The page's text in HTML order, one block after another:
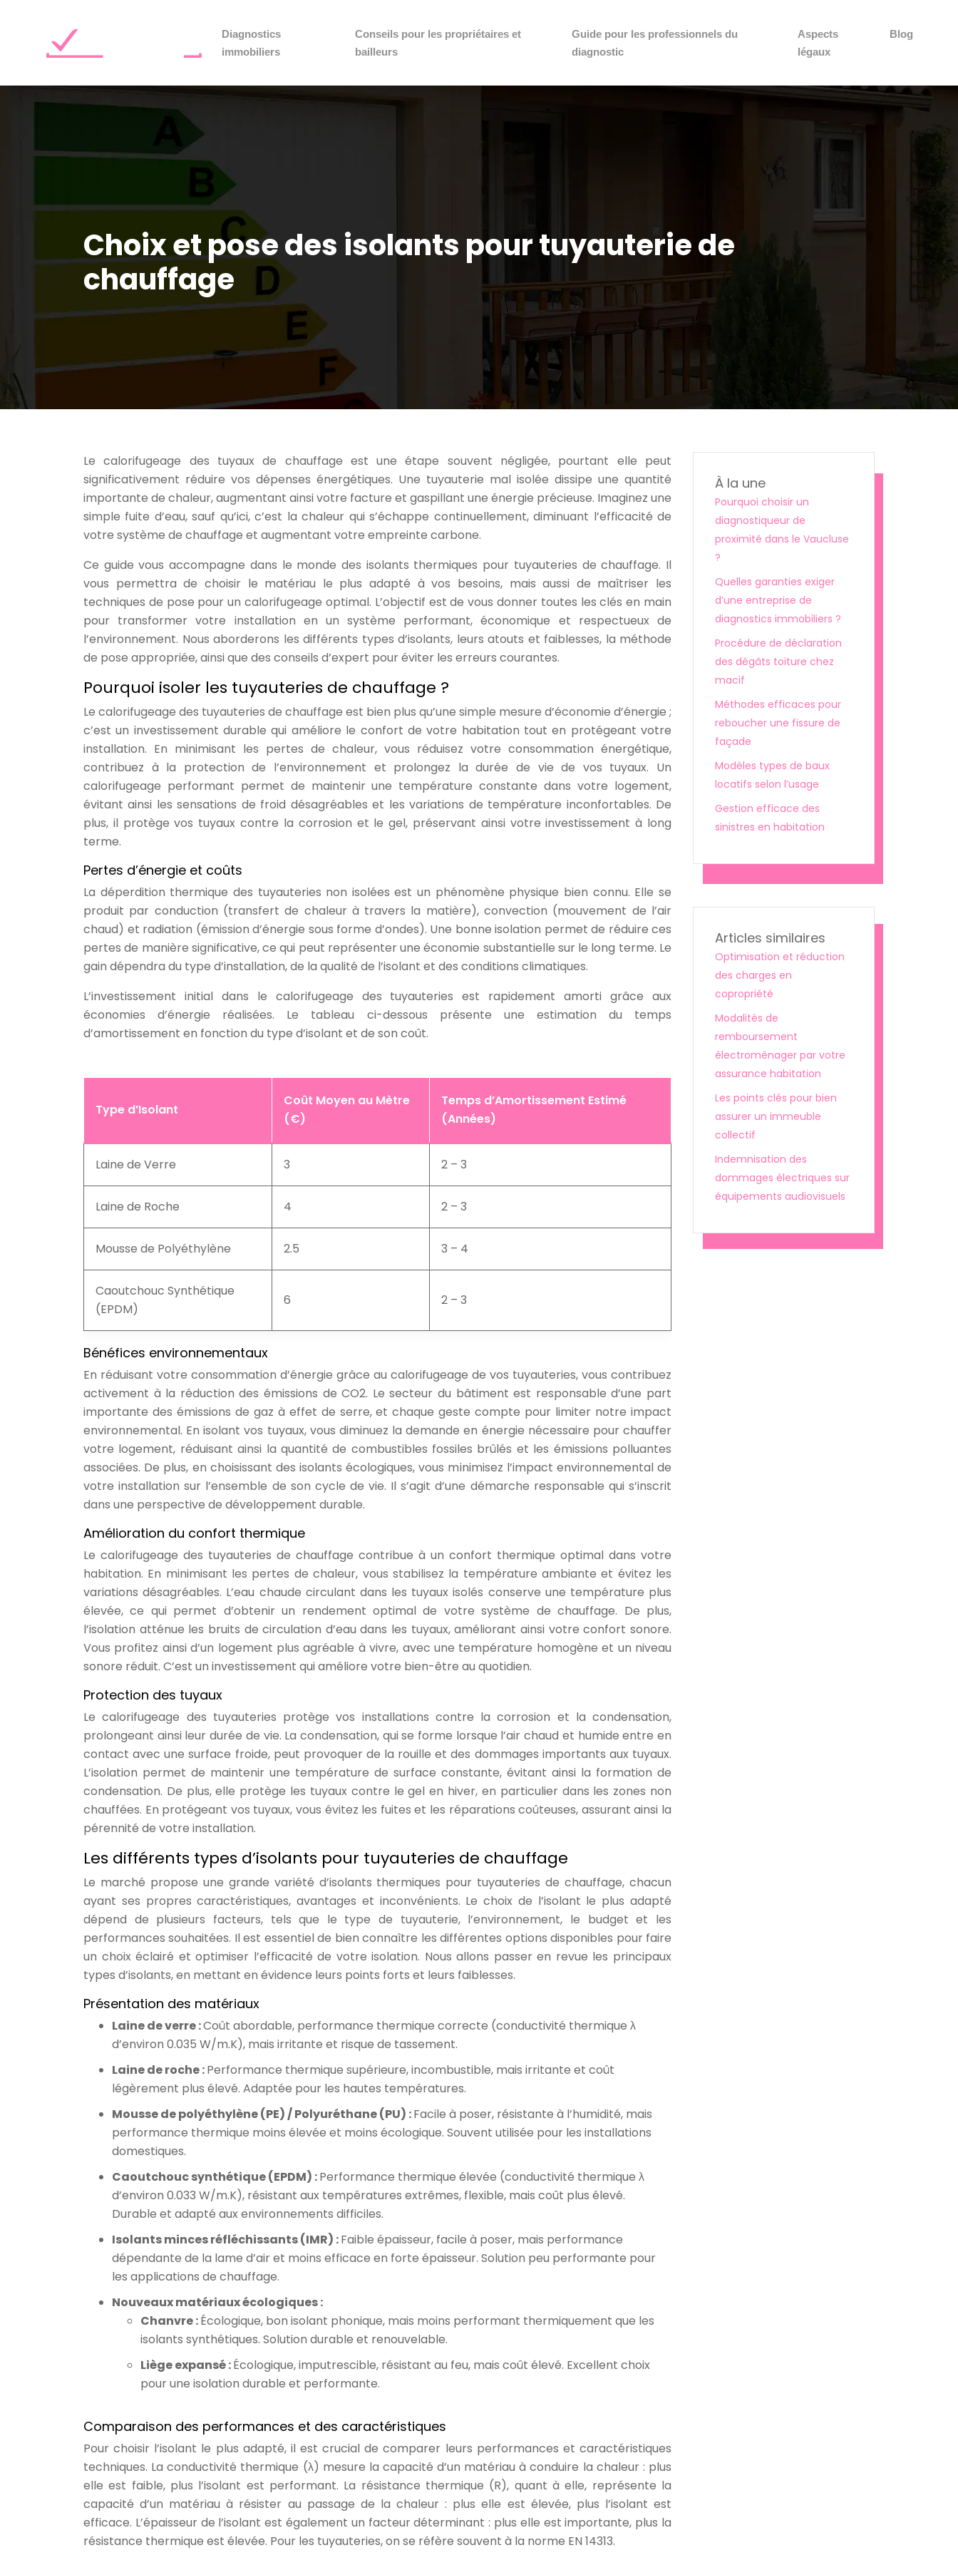
Diagnostics
immobiliers
Conseils pour les propriétaires et
bailleurs
Guide pour les professionnels du
diagnostic
Aspects
légaux
Blog
Choix et pose des isolants pour tuyauterie de
chauffage
Le calorifugeage des tuyaux de chauffage est une étape souvent négligée, pourtant elle peut
significativement réduire vos dépenses énergétiques. Une tuyauterie mal isolée dissipe une quantité
importante de chaleur, augmentant ainsi votre facture et gaspillant une énergie précieuse. Imaginez une
simple fuite d’eau, sauf qu’ici, c’est la chaleur qui s’échappe continuellement, diminuant l’efficacité de
votre système de chauffage et augmentant votre empreinte carbone.
Ce guide vous accompagne dans le monde des isolants thermiques pour tuyauteries de chauffage. Il
vous permettra de choisir le matériau le plus adapté à vos besoins, mais aussi de maîtriser les
techniques de pose pour un calorifugeage optimal. L’objectif est de vous donner toutes les clés en main
pour transformer votre installation en un système performant, économique et respectueux de
l’environnement. Nous aborderons les différents types d’isolants, leurs atouts et faiblesses, la méthode
de pose appropriée, ainsi que des conseils d’expert pour éviter les erreurs courantes.
Pourquoi isoler les tuyauteries de chauffage ?
Le calorifugeage des tuyauteries de chauffage est bien plus qu’une simple mesure d’économie d’énergie ;
c’est un investissement durable qui améliore le confort de votre habitation tout en protégeant votre
installation. En minimisant les pertes de chaleur, vous réduisez votre consommation énergétique,
contribuez à la protection de l’environnement et prolongez la durée de vie de vos tuyaux. Un
calorifugeage performant permet de maintenir une température constante dans votre logement,
évitant ainsi les sensations de froid désagréables et les variations de température inconfortables. De
plus, il protège vos tuyaux contre la corrosion et le gel, préservant ainsi votre investissement à long
terme.
Pertes d’énergie et coûts
La déperdition thermique des tuyauteries non isolées est un phénomène physique bien connu. Elle se
produit par conduction (transfert de chaleur à travers la matière), convection (mouvement de l’air
chaud) et radiation (émission d’énergie sous forme d’ondes). Une bonne isolation permet de réduire ces
pertes de manière significative, ce qui peut représenter une économie substantielle sur le long terme. Le
gain dépendra du type d’installation, de la qualité de l’isolant et des conditions climatiques.
L’investissement initial dans le calorifugeage des tuyauteries est rapidement amorti grâce aux
économies d’énergie réalisées. Le tableau ci-dessous présente une estimation du temps
d’amortissement en fonction du type d’isolant et de son coût.
Type d’Isolant
Coût Moyen au Mètre
(€)
Temps d’Amortissement Estimé
(Années)
Laine de Verre 3 2 – 3
Laine de Roche 4 2 – 3
Mousse de Polyéthylène 2.5 3 – 4
Caoutchouc Synthétique
(EPDM)
6 2 – 3
Bénéfices environnementaux
En réduisant votre consommation d’énergie grâce au calorifugeage de vos tuyauteries, vous contribuez
activement à la réduction des émissions de CO2. Le secteur du bâtiment est responsable d’une part
importante des émissions de gaz à effet de serre, et chaque geste compte pour limiter notre impact
environnemental. En isolant vos tuyaux, vous diminuez la demande en énergie nécessaire pour chauffer
votre logement, réduisant ainsi la quantité de combustibles fossiles brûlés et les émissions polluantes
associées. De plus, en choisissant des isolants écologiques, vous minimisez l’impact environnemental de
votre installation sur l’ensemble de son cycle de vie. Il s’agit d’une démarche responsable qui s’inscrit
dans une perspective de développement durable.
Amélioration du confort thermique
Le calorifugeage des tuyauteries de chauffage contribue à un confort thermique optimal dans votre
habitation. En minimisant les pertes de chaleur, vous stabilisez la température ambiante et évitez les
variations désagréables. L’eau chaude circulant dans les tuyaux isolés conserve une température plus
élevée, ce qui permet d’obtenir un rendement optimal de votre système de chauffage. De plus,
l’isolation atténue les bruits de circulation d’eau dans les tuyaux, améliorant ainsi votre confort sonore.
Vous profitez ainsi d’un logement plus agréable à vivre, avec une température homogène et un niveau
sonore réduit. C’est un investissement qui améliore votre bien-être au quotidien.
Protection des tuyaux
Le calorifugeage des tuyauteries protège vos installations contre la corrosion et la condensation,
prolongeant ainsi leur durée de vie. La condensation, qui se forme lorsque l’air chaud et humide entre en
contact avec une surface froide, peut provoquer de la rouille et des dommages importants aux tuyaux.
L’isolation permet de maintenir une température de surface constante, évitant ainsi la formation de
condensation. De plus, elle protège les tuyaux contre le gel en hiver, en particulier dans les zones non
chauffées. En protégeant vos tuyaux, vous évitez les fuites et les réparations coûteuses, assurant ainsi la
pérennité de votre installation.
Les différents types d’isolants pour tuyauteries de chauffage
Le marché propose une grande variété d’isolants thermiques pour tuyauteries de chauffage, chacun
ayant ses propres caractéristiques, avantages et inconvénients. Le choix de l’isolant le plus adapté
dépend de plusieurs facteurs, tels que le type de tuyauterie, l’environnement, le budget et les
performances souhaitées. Il est essentiel de bien connaître les différentes options disponibles pour faire
un choix éclairé et optimiser l’efficacité de votre isolation. Nous allons passer en revue les principaux
types d’isolants, en mettant en évidence leurs points forts et leurs faiblesses.
Présentation des matériaux
Laine de verre :Coût abordable, performance thermique correcte (conductivité thermique λ
d’environ 0.035 W/m.K), mais irritante et risque de tassement.
Laine de roche :Performance thermique supérieure, incombustible, mais irritante et coût
légèrement plus élevé. Adaptée pour les hautes températures.
Mousse de polyéthylène (PE) / Polyuréthane (PU) :Facile à poser, résistante à l’humidité, mais
performance thermique moins élevée et moins écologique. Souvent utilisée pour les installations
domestiques.
Caoutchouc synthétique (EPDM) :Performance thermique élevée (conductivité thermique λ
d’environ 0.033 W/m.K), résistant aux températures extrêmes, flexible, mais coût plus élevé.
Durable et adapté aux environnements difficiles.
Isolants minces réfléchissants (IMR) :Faible épaisseur, facile à poser, mais performance
dépendante de la lame d’air et moins efficace en forte épaisseur. Solution peu performante pour
les applications de chauffage.
Nouveaux matériaux écologiques :
Chanvre :Écologique, bon isolant phonique, mais moins performant thermiquement que les
isolants synthétiques. Solution durable et renouvelable.
Liège expansé :Écologique, imputrescible, résistant au feu, mais coût élevé. Excellent choix
pour une isolation durable et performante.
Comparaison des performances et des caractéristiques
Pour choisir l’isolant le plus adapté, il est crucial de comparer leurs performances et caractéristiques
techniques. La conductivité thermique (λ) mesure la capacité d’un matériau à conduire la chaleur : plus
elle est faible, plus l’isolant est performant. La résistance thermique (R), quant à elle, représente la
capacité d’un matériau à résister au passage de la chaleur : plus elle est élevée, plus l’isolant est
efficace. L’épaisseur de l’isolant est également un facteur déterminant : plus elle est importante, plus la
résistance thermique est élevée. Pour les tuyauteries, on se réfère souvent à la norme EN 14313.
À la une
Pourquoi choisir un
diagnostiqueur de
proximité dans le Vaucluse
?
Quelles garanties exiger
d’une entreprise de
diagnostics immobiliers ?
Procédure de déclaration
des dégâts toiture chez
macif
Méthodes efficaces pour
reboucher une fissure de
façade
Modèles types de baux
locatifs selon l’usage
Gestion efficace des
sinistres en habitation
Articles similaires
Optimisation et réduction
des charges en
copropriété
Modalités de
remboursement
électroménager par votre
assurance habitation
Les points clés pour bien
assurer un immeuble
collectif
Indemnisation des
dommages électriques sur
équipements audiovisuels